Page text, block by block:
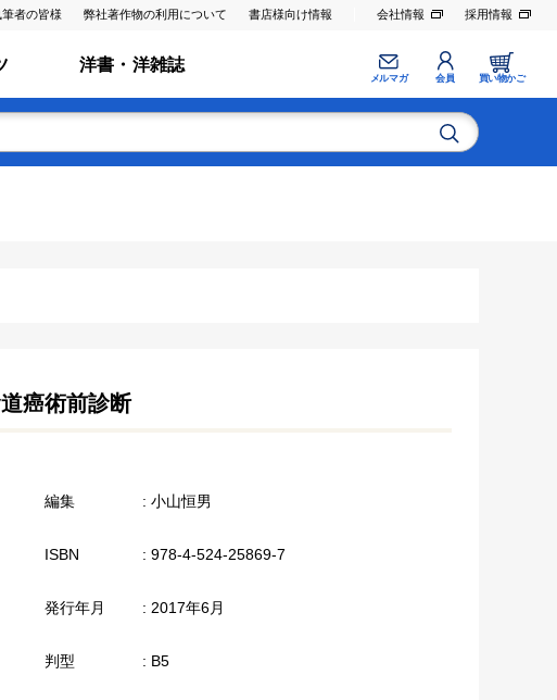
筆者の皆様 弊社著作物の利用について 書店様向け情報 会社情報 採用情報
洋書・洋雑誌
メルマガ 会員 買い物かご
癌術前診断
編集 : 小山恒男
ISBN : 978-4-524-25869-7
発行年月 : 2017年6月
判型 : B5